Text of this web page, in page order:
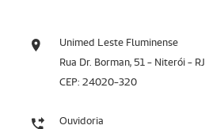
Unimed Leste Fluminense
Rua Dr. Borman, 51 - Niterói - RJ
CEP: 24020-320
Ouvidoria